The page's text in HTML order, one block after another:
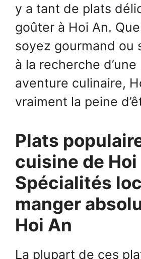
y a tant de plats
goûter à Hoi An.
soyez gourmand ou
à la recherche
aventure culinaire,
vraiment la peine
Plats
cuisine de Hoi
Spécialités
manger
Hoi An
La plupart de ces